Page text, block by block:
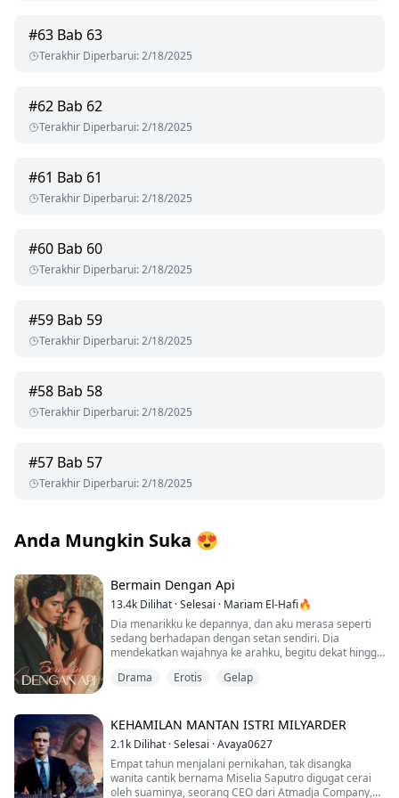
#63 Bab 63
Terakhir Diperbarui:2/18/2025
#62 Bab 62
Terakhir Diperbarui:2/18/2025
#61 Bab 61
Terakhir Diperbarui:2/18/2025
#60 Bab 60
Terakhir Diperbarui:2/18/2025
#59 Bab 59
Terakhir Diperbarui:2/18/2025
#58 Bab 58
Terakhir Diperbarui:2/18/2025
#57 Bab 57
Terakhir Diperbarui:2/18/2025
Anda Mungkin Suka 😍
Bermain Dengan Api
13.4k Dilihat ·Selesai · Mariam El-Hafi🔥
Dia menarikku ke depannya, dan aku merasa seperti
sedang berhadapan dengan setan sendiri. Dia
mendekatkan wajahnya ke arahku, begitu dekat hingga
bertabrakan. Aku menelan ludah saat menatapnya
“Kita akan ngobrol sebentar lagi, oke?” Aku tidak bisa
bicara, hanya bisa menatapnya dengan mata
terbelalak sementara jantungku berdegup kencang.
Aku hanya bisa berharap bukan aku yang dia incar.
Drama Erotis Gelap
KEHAMILAN MANTAN ISTRI MILYARDER
2.1k Dilihat ·Selesai ·Avaya0627
Empat tahun menjalani pernikahan, tak disangka
wanita cantik bernama Miselia Saputro digugat cerai
oleh suaminya, seorang CEO dari Atmadja Company,